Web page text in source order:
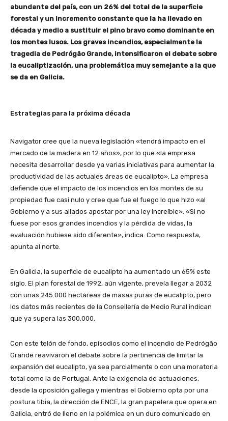
abundante del país, con un 26% del total de la superficie
forestal y un incremento constante que la ha llevado en
década y medio a sustituir el pino bravo como dominante en
los montes lusos. Los graves incendios, especialmente la
tragedia de Pedrógão Grande, intensificaron el debate sobre
la eucaliptización, una problemática muy semejante a la que
se da en Galicia.
Estrategias para la próxima década
Navigator cree que la nueva legislación «tendrá impacto en el
mercado de la madera en 12 años», por lo que «la empresa
necesita desarrollar desde ya varias iniciativas para aumentar la
productividad de las actuales áreas de eucalipto». La empresa
defiende que el impacto de los incendios en los montes de su
propiedad fue casi nulo y cree que fue el fuego lo que hizo «al
Gobierno y a sus aliados apostar por una ley increíble». «Si no
fuese por esos grandes incendios y la pérdida de vidas, la
evaluación hubiese sido diferente», indica. Como respuesta,
apunta al norte.
En Galicia, la superficie de eucalipto ha aumentado un 65% este
siglo. El plan forestal de 1992, aún vigente, preveía llegar a 2032
con unas 245.000 hectáreas de masas puras de eucalipto, pero
los datos más recientes de la Consellería de Medio Rural indican
que ya supera las 300.000.
Con este telón de fondo, episodios como el incendio de Pedrógão
Grande reavivaron el debate sobre la pertinencia de limitar la
expansión del eucalipto, ya sea parcialmente o con una moratoria
total como la de Portugal. Ante la exigencia de actuaciones,
desde la oposición gallega y mientras el Gobierno opta por una
postura tibia, la dirección de ENCE, la gran papelera que opera en
Galicia, entró de lleno en la polémica en un duro comunicado en